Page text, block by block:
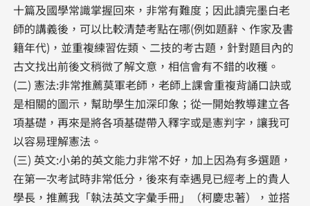
十篇及國學常識掌握回來，非常有難度；因此讀完墨白老
師的講義後，可以比較清楚考點在哪(例如題辭、作家及書
籍年代)，並重複練習佐類、二技的考古題，針對題目內的
古文找出前後文稍微了解文意，相信會有不錯的收穫。
(二) 憲法:非常推薦莫軍老師，老師上課會重複背誦口訣或
是相關的圖示，幫助學生加深印象；從一開始教導建立各
項基礎，再來是將各項基礎帶入釋字或是憲判字，讓我可
以容易理解憲法。
(三) 英文:小弟的英文能力非常不好，加上因為有多選題，
在第一次考試時非常低分，後來有幸遇見已經考上的貴人
學長，推薦我「執法英文字彙手冊」（柯慶忠著），並搭